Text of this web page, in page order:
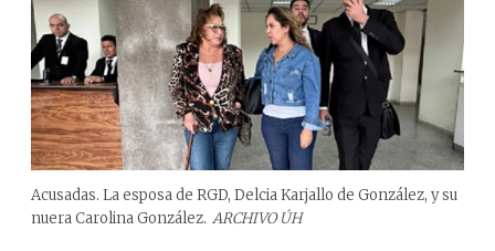
Acusadas. La esposa de RGD, Delcia Karjallo de González, y su
nuera Carolina González. ARCHIVO ÚH